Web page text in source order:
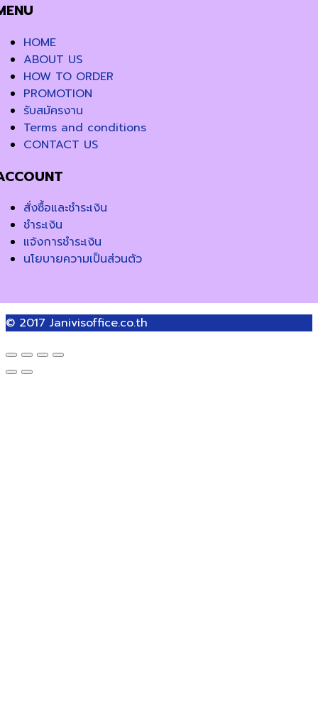
HOME
ABOUT US
HOW TO ORDER
PROMOTION
รับสมัครงาน
Terms and conditions
CONTACT US
สั่งซื้อและชำระเงิน
ชำระเงิน
แจ้งการชำระเงิน
นโยบายความเป็นส่วนตัว
© 2017 Janivisoffice.co.th